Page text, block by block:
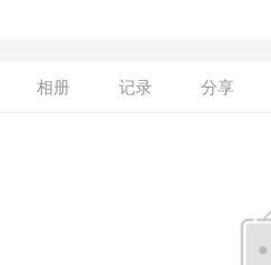
相册 记录 分享